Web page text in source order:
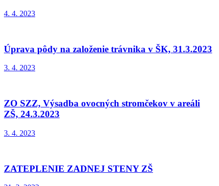
4. 4. 2023
Úprava pôdy na založenie trávnika v ŠK, 31.3.2023
3. 4. 2023
ZO SZZ, Výsadba ovocných stromčekov v areáli
ZŠ, 24.3.2023
3. 4. 2023
ZATEPLENIE ZADNEJ STENY ZŠ